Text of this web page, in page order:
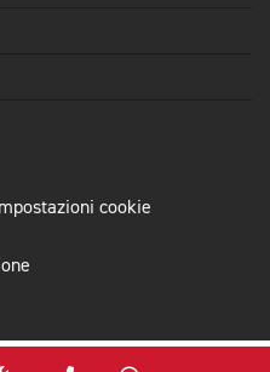
cookie